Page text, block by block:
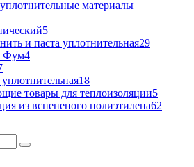
материалы
5
и паста уплотнительная29
Фум4
18
товары для теплоизоляции5
из вспененого полиэтилена62